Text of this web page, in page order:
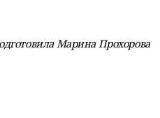
Марина Прохорова